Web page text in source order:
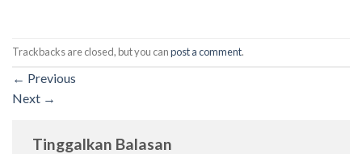
Trackbacks are closed, but you canpost a comment.
← Previous
Next →
Tinggalkan Balasan